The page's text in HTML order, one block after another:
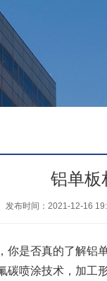
铝单板
发布时间：2021-12-16
否真的了解铝单
喷涂技术，加工